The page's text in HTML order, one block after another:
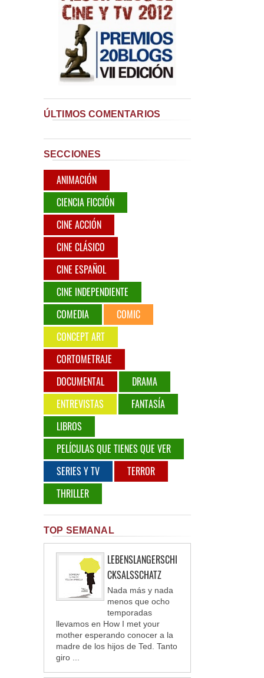
ÚLTIMOS COMENTARIOS
SECCIONES
ANIMACIÓN
CIENCIA FICCIÓN
CINE ACCIÓN
CINE CLÁSICO
CINE ESPAÑOL
CINE INDEPENDIENTE
COMEDIA
COMIC
CONCEPT ART
CORTOMETRAJE
DOCUMENTAL
DRAMA
ENTREVISTAS
FANTASÍA
LIBROS
PELÍCULAS QUE TIENES QUE VER
SERIES Y TV
TERROR
THRILLER
TOP SEMANAL
LEBENSLANGERSCHI
CKSALSSCHATZ
Nada más y nada
menos que ocho
temporadas
llevamos en How I met your
mother esperando conocer a la
madre de los hijos de Ted. Tanto
giro ...